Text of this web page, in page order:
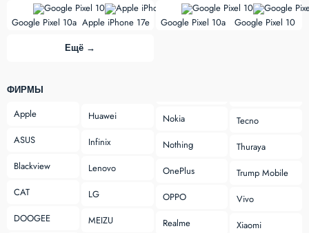
Google Pixel 10a
vs
Apple iPhone 17e
Google Pixel 10a
vs
Google Pixel 10
Ещё →
ФИРМЫ
Apple
ASUS
Blackview
CAT
DOOGEE
Huawei
Infinix
Lenovo
LG
MEIZU
Nokia
Nothing
OnePlus
OPPO
Realme
Tecno
Thuraya
Trump Mobile
Vivo
Xiaomi